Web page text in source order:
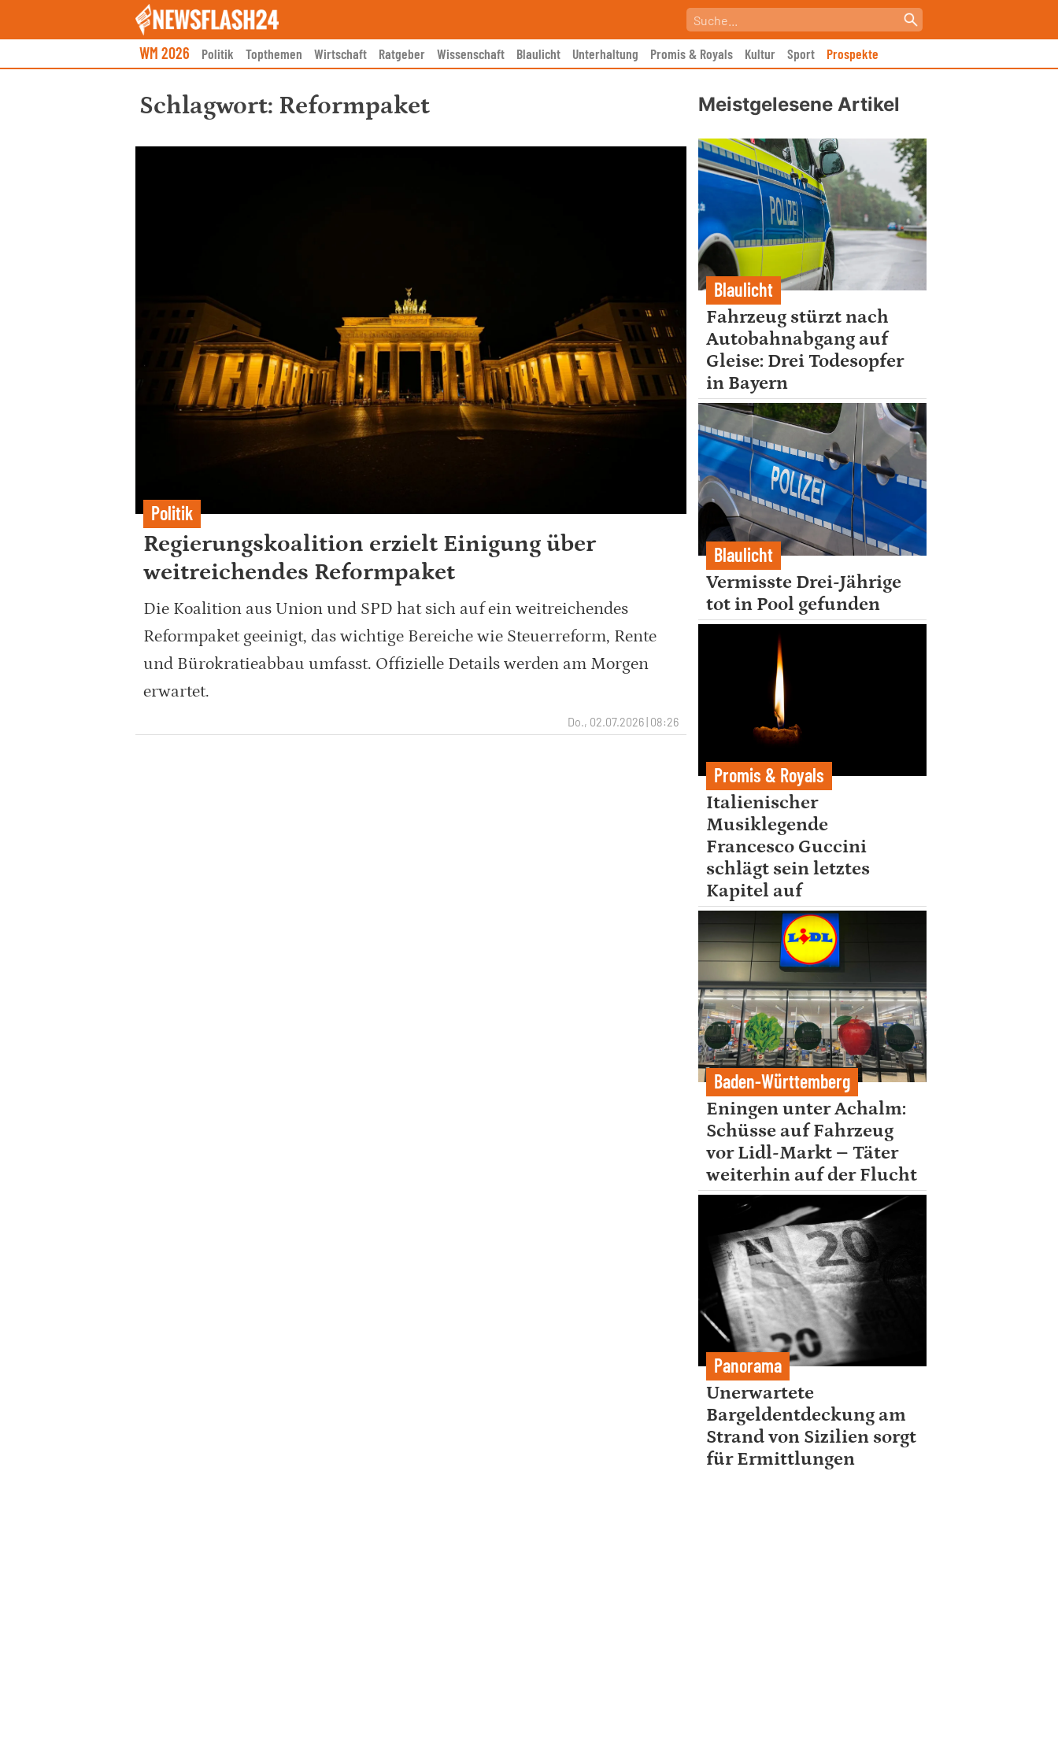
WM 2026 Politik Topthemen Wirtschaft Ratgeber Wissenschaft Blaulicht Unterhaltung Promis & Royals Kultur Sport Prospekte
Schlagwort: Reformpaket
Politik
Regierungskoalition erzielt Einigung über
weitreichendes Reformpaket
Die Koalition aus Union und SPD hat sich auf ein weitreichendes
Reformpaket geeinigt, das wichtige Bereiche wie Steuerreform, Rente
und Bürokratieabbau umfasst. Offizielle Details werden am Morgen
erwartet.
Do., 02.07.2026 | 08:26
Meistgelesene Artikel
Blaulicht
Fahrzeug stürzt nach
Autobahnabgang auf
Gleise: Drei Todesopfer
in Bayern
Blaulicht
Vermisste Drei-Jährige
tot in Pool gefunden
Promis & Royals
Italienischer
Musiklegende
Francesco Guccini
schlägt sein letztes
Kapitel auf
Baden-Württemberg
Eningen unter Achalm:
Schüsse auf Fahrzeug
vor Lidl-Markt – Täter
weiterhin auf der Flucht
Panorama
Unerwartete
Bargeldentdeckung am
Strand von Sizilien sorgt
für Ermittlungen